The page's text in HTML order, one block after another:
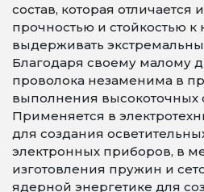
состав, которая отличается
прочностью и стойкостью
выдерживать
Благодаря своему малому
проволока незаменима в
выполнения высокоточных
Применяется в
для создания
электронных приборов, в
изготовления пружин и
ядерной энергетике для